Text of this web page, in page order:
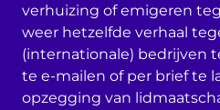
verhuizing of emigeren
weer hetzelfde verhaal
(internationale) bedrijven
te e-mailen of per brief te
opzegging van